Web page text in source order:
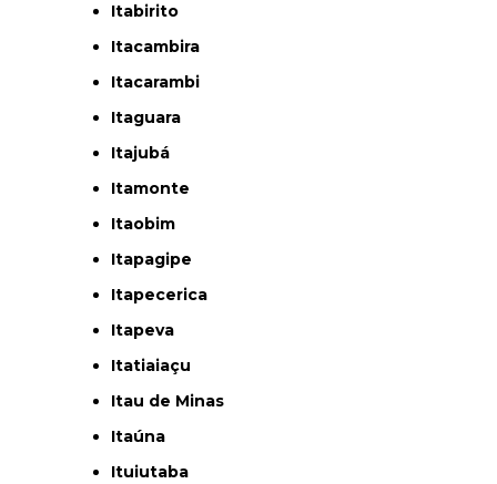
Itabirito
Itacambira
Itacarambi
Itaguara
Itajubá
Itamonte
Itaobim
Itapagipe
Itapecerica
Itapeva
Itatiaiaçu
Itau de Minas
Itaúna
Ituiutaba